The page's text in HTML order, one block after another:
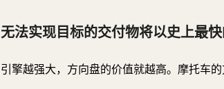
无法实现目标的交付物将以史上最快
引擎越强大，方向盘的价值就越高。摩托车